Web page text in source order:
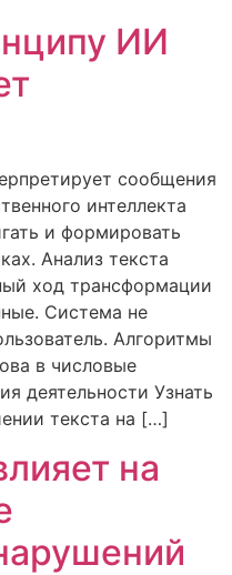
ИИ
сообщения
интеллекта
и формировать
Анализ текста
ход трансформации
Система не
Алгоритмы
в числовые
деятельности Узнать
текста на […]
на